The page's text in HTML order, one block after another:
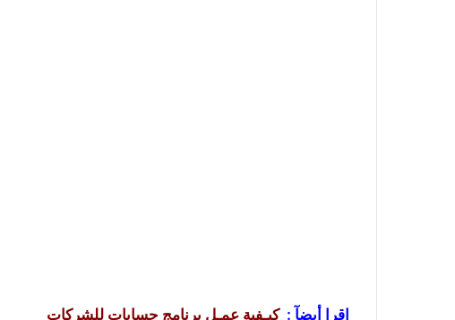
اقرا أيضآ :كيـفية عمـل برنامج حسابات للشركات